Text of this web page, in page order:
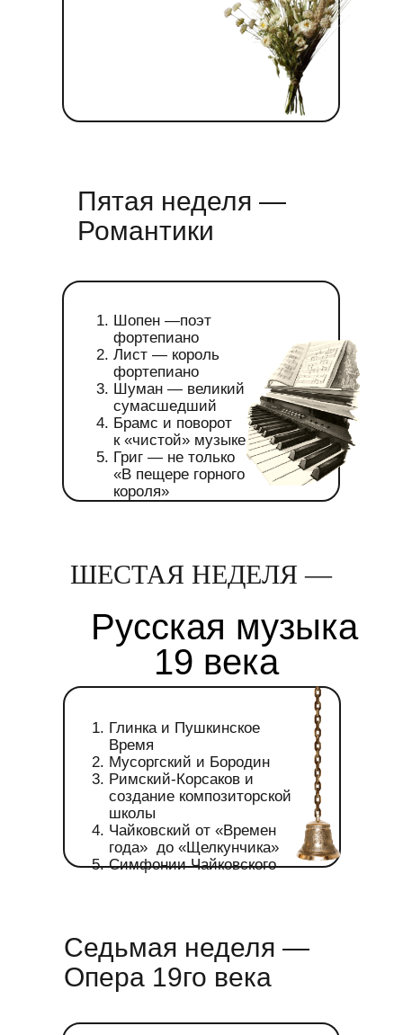
Пятая неделя —
Романтики
Шопен —поэт
фортепиано
Лист — король
фортепиано
Шуман — великий
сумасшедший
Брамс и поворот
к «чистой» музыке
Григ — не только
«В пещере горного
короля»
Глинка и Пушкинское
Время
Мусоргский и Бородин
Римский-Корсаков и
создание композиторской
школы
Чайковский от «Времен
года» до «Щелкунчика»
Симфонии Чайковского
ШЕСТАЯ НЕДЕЛЯ —
19 века
Русская музыка
Седьмая неделя —
Опера 19го века